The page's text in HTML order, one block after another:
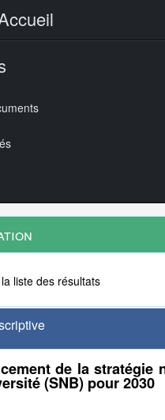
liste des résultats
de la stratégie
(SNB) pour 2030